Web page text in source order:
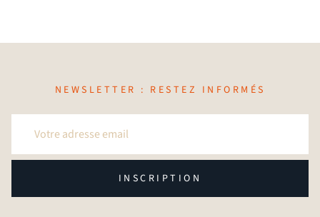
NEWSLETTER : RESTEZ INFORMÉS
INSCRIPTION